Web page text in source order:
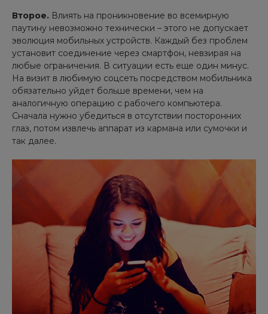
Второе. Влиять на проникновение во всемирную
паутину невозможно технически – этого не допускает
эволюция мобильных устройств. Каждый без проблем
установит соединение через смартфон, невзирая на
любые ограничения. В ситуации есть еще один минус.
На визит в любимую соцсеть посредством мобильника
обязательно уйдет больше времени, чем на
аналогичную операцию с рабочего компьютера.
Сначала нужно убедиться в отсутствии посторонних
глаз, потом извлечь аппарат из кармана или сумочки и
так далее.